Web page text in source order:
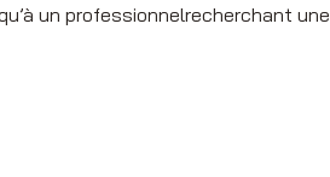
un professionnelrecherchant une